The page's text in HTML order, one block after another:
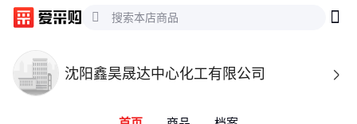
沈阳鑫昊晟达中心化工有限公司 